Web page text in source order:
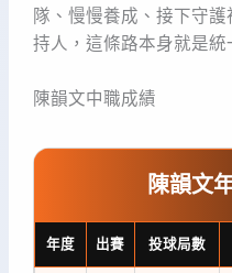
隊、慢慢養成、接下守
持人，這條路本身就是統
陳韻文中職成績
陳韻文
年度 出賽 投球局數